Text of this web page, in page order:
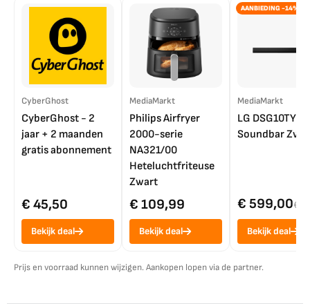
CyberGhost
CyberGhost - 2
jaar + 2 maanden
gratis abonnement
€ 45,50
Bekijk deal
MediaMarkt
Philips Airfryer
2000-serie
NA321/00
Heteluchtfriteuse
Zwart
€ 109,99
Bekijk deal
AANBIEDING -14%
MediaMarkt
LG DSG10TY
Soundbar
€ 599,00€
Bekijk deal
Prijs en voorraad kunnen wijzigen. Aankopen lopen via de partner.